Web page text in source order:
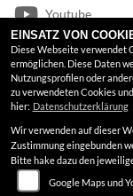
Youtube
Google Maps
RECHTLICHES
AGB
Impressum
EINSATZ VON
Diese Webseite verwendet
ermöglichen. Diese Daten
Nutzungsprofilen oder
zu verwendeten Cookies
hier: Datenschutzerklärung
Wir verwenden auf dieser
Zustimmung eingebunden
Bitte hake dazu den
Google Maps und